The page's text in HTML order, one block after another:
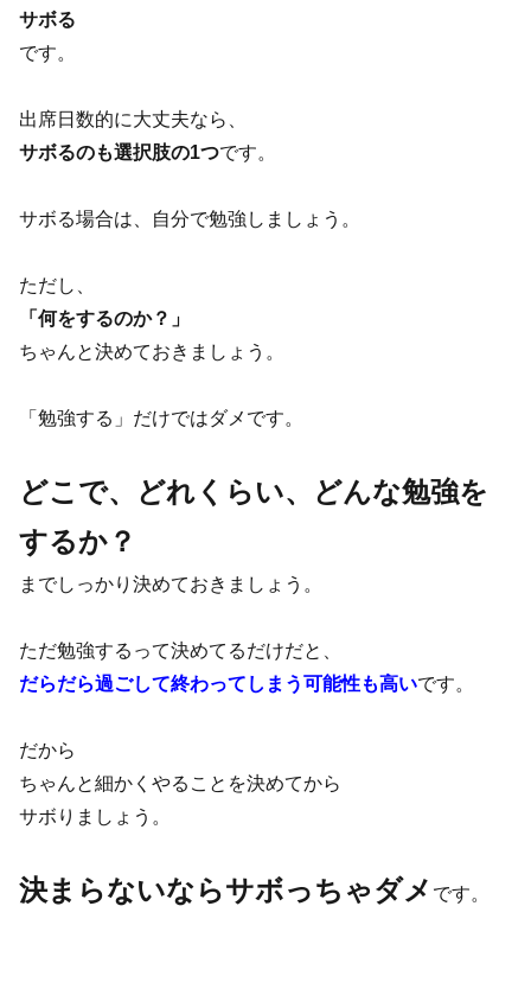
サボる
です。
出席日数的に大丈夫なら、
サボるのも選択肢の1つです。
サボる場合は、自分で勉強しましょう。
ただし、
「何をするのか？」
ちゃんと決めておきましょう。
「勉強する」だけではダメです。
どこで、どれくらい、どんな勉強を
するか？
までしっかり決めておきましょう。
ただ勉強するって決めてるだけだと、
だらだら過ごして終わってしまう可能性も高いです。
だから
ちゃんと細かくやることを決めてから
サボりましょう。
決まらないならサボっちゃダメ です。